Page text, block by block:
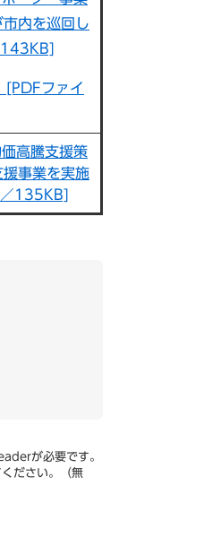
内を巡回し
143KB]
[PDFファイ
高騰支援策
事業を実施
135KB]
が必要です。
ださい。（無